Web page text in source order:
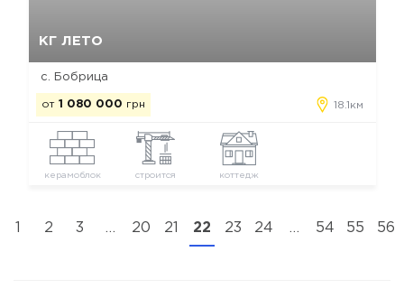
КГ ЛЕТО
с. Бобрица
от 1 080 000 грн 18.1км
керамоблок строится коттедж
1 2 3 … 20 21 22 23 24 … 54 55 56